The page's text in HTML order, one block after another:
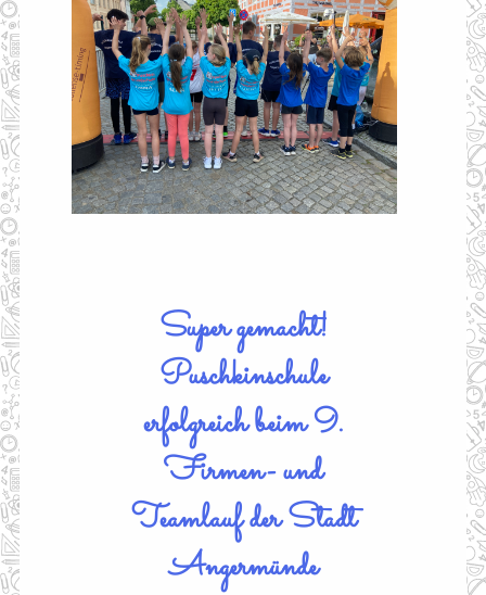
Super gemacht!
Puschkinschule
erfolgreich beim 9.
Firmen- und
Teamlauf der Stadt
Angermünde